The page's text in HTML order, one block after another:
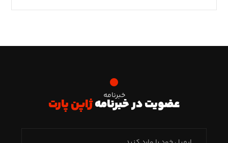
خبرنامه
عضویت در خبرنامهژاپن پارت